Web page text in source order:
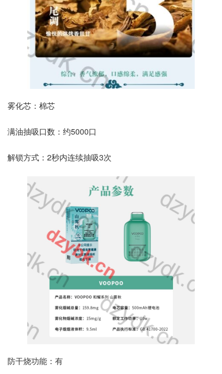
雾化芯：棉芯
满油抽吸口数：约5000口
解锁方式：2秒内连续抽吸3次
防干烧功能：有